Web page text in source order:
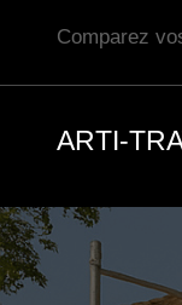
Comparez
ARTI-